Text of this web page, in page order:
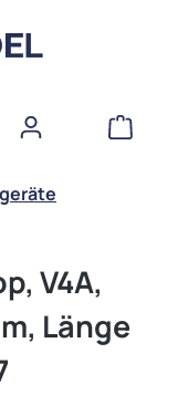
V4A,
Länge